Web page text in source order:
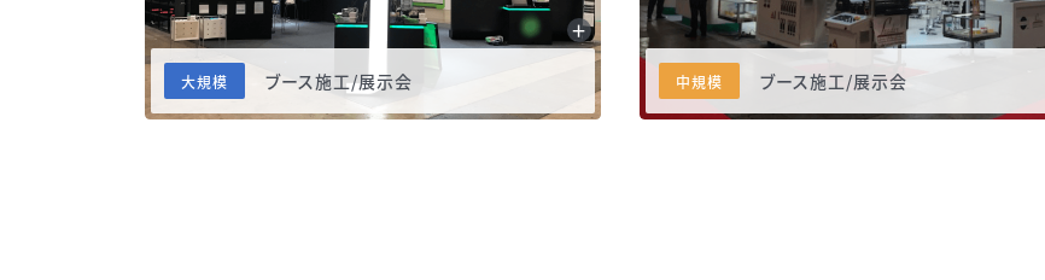
大規模 ブース施工/展示会 中規模 ブース施工/展示会